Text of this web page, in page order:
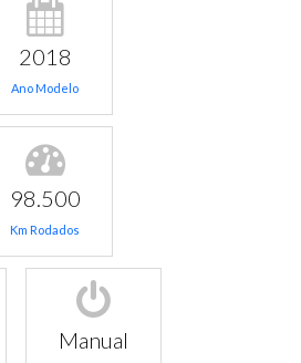
2018
Ano Modelo
98.500
Km Rodados
Manual